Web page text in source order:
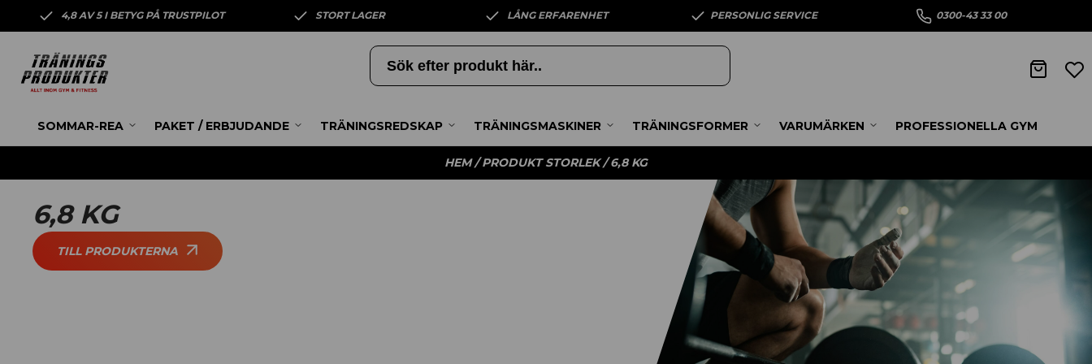
4,8 AV 5 I BETYG PÅ TRUSTPILOT STORT LAGER LÅNG ERFARENHET PERSONLIG SERVICE 0300-43 33 00
SOMMAR-REA PAKET / ERBJUDANDE TRÄNINGSREDSKAP TRÄNINGSMASKINER TRÄNINGSFORMER VARUMÄRKEN PROFESSIONELLA GYM
HEM/ PRODUKT STORLEK / 6,8 KG
6,8 KG
TILL PRODUKTERNA